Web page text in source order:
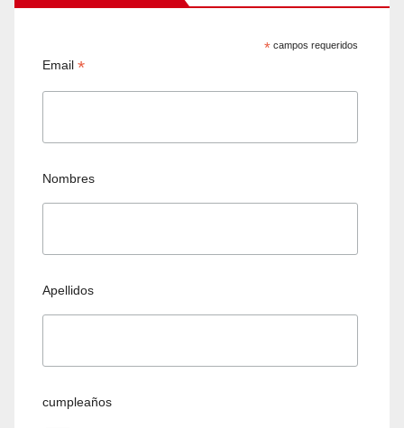
* campos requeridos
Email*
Nombres
Apellidos
cumpleaños